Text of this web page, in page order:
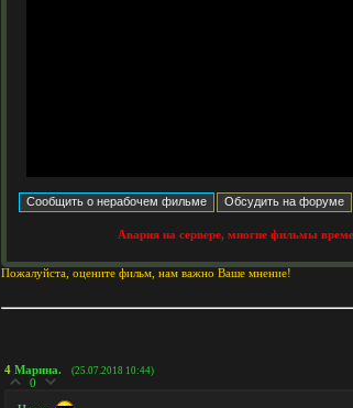
Авария на сервере, многие фильмы
Пожалуйста, оцените фильм, нам важно Ваше мнение!
4 Марина. (25.07.2018 10:44)
0